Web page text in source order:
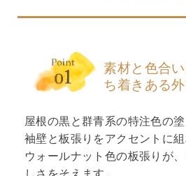
素材と色合
ち着きある
屋根の黒と群青系の特注色の塗
袖壁と板張りをアクセントに組
ウォールナット色の板張りが
しさをそえます。